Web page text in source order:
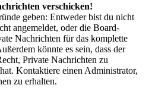
verschicken!
geben: Entweder bist du nicht
angemeldet, oder die Board-
Nachrichten für das komplette
könnte es sein, dass der
Private Nachrichten zu
Kontaktiere einen Administrator,
zu erhalten.